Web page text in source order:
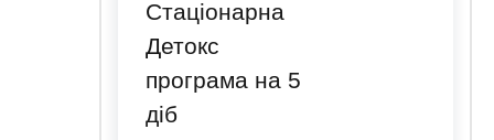
Стаціонарна
Детокс
програма на 5
діб